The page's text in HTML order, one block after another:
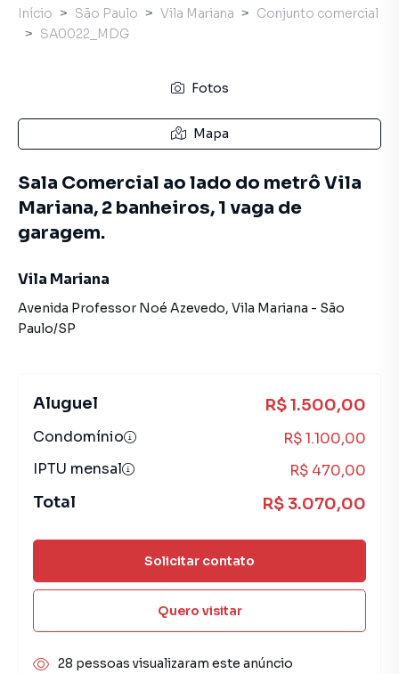
Início São Paulo Vila Mariana
Conjunto comercial
SA0022_MDG
Fotos
Mapa
Sala Comercial ao lado do metrô Vila
Mariana, 2 banheiros, 1 vaga de
garagem.
Vila Mariana
Avenida Professor Noé Azevedo, Vila Mariana - São
Paulo/SP
Aluguel R$ 1.500,00
Condomínio
R$ 1.100,00
IPTU mensal
R$ 470,00
Total R$ 3.070,00
Solicitar contato
Quero visitar
28 pessoas visualizaram este anúncio